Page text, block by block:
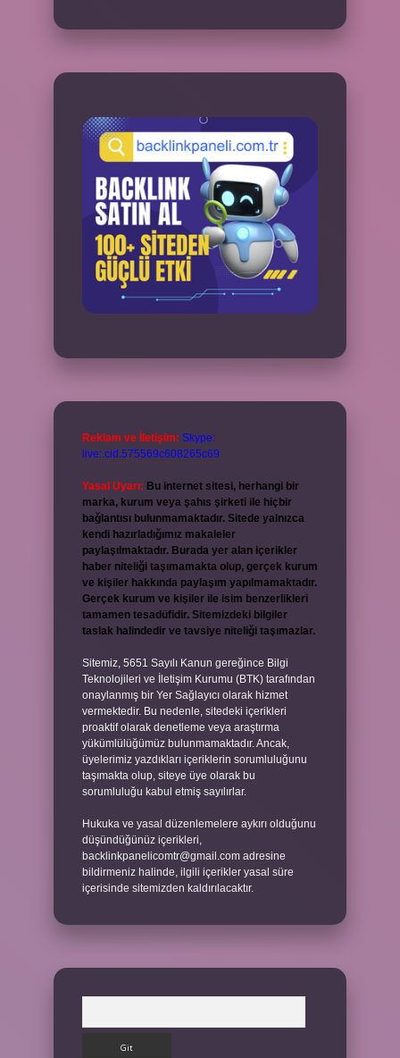
Reklam ve İletişim: Skype:
live:.cid.575569c608265c69
Yasal Uyarı: Bu internet sitesi, herhangi bir
marka, kurum veya şahıs şirketi ile hiçbir
bağlantısı bulunmamaktadır. Sitede yalnızca
kendi hazırladığımız makaleler
paylaşılmaktadır. Burada yer alan içerikler
haber niteliği taşımamakta olup, gerçek kurum
ve kişiler hakkında paylaşım yapılmamaktadır.
Gerçek kurum ve kişiler ile isim benzerlikleri
tamamen tesadüfidir. Sitemizdeki bilgiler
taslak halindedir ve tavsiye niteliği taşımazlar.
Sitemiz, 5651 Sayılı Kanun gereğince Bilgi
Teknolojileri ve İletişim Kurumu (BTK) tarafından
onaylanmış bir Yer Sağlayıcı olarak hizmet
vermektedir. Bu nedenle, sitedeki içerikleri
proaktif olarak denetleme veya araştırma
yükümlülüğümüz bulunmamaktadır. Ancak,
üyelerimiz yazdıkları içeriklerin sorumluluğunu
taşımakta olup, siteye üye olarak bu
sorumluluğu kabul etmiş sayılırlar.
Hukuka ve yasal düzenlemelere aykırı olduğunu
düşündüğünüz içerikleri,
backlinkpanelicomtr@gmail.com adresine
bildirmeniz halinde, ilgili içerikler yasal süre
içerisinde sitemizden kaldırılacaktır.